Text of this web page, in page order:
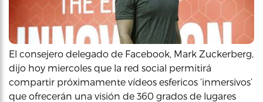
El consejero delegado de Facebook, Mark Zuckerberg,
dijo hoy miercoles que la red social permitirá
compartir próximamente vídeos esfericos ‘inmersivos’
que ofrecerán una visión de 360 grados de lugares